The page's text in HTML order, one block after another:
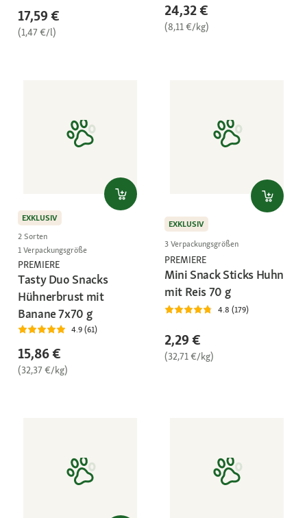
17,59 €
(1,47 €/l)
24,32 €
(8,11 €/kg)
EXKLUSIV
2 Sorten
1 Verpackungsgröße
PREMIERE
Tasty Duo Snacks
Hühnerbrust mit
Banane 7x70 g
4.9 (61)
15,86 €
(32,37 €/kg)
EXKLUSIV
3 Verpackungsgrößen
PREMIERE
Mini Snack Sticks Huhn
mit Reis 70 g
4.8 (179)
2,29 €
(32,71 €/kg)